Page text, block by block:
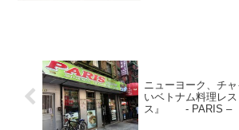
ニューヨーク、チ
いベトナム料理レ
ス』 - PARIS –